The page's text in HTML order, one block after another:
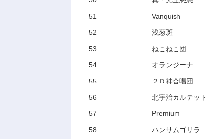
51 Vanquish
52 浅葱斑
53 ねこねこ団
54 オランジーナ
55 ２Ｄ神合唱団
56 北宇治カルテット
57 Premium
58 ハンサムゴリラ